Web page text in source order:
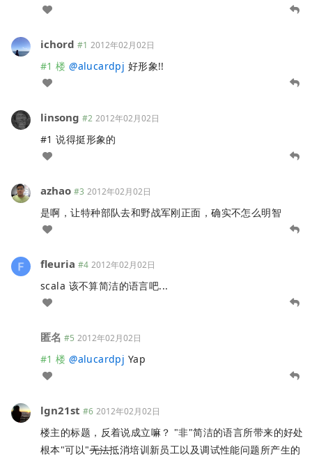
ichord #1 2012年02月02日
#1 楼 @alucardpj 好形象!!
linsong #2 2012年02月02日
#1 说得挺形象的
azhao #3 2012年02月02日
是啊，让特种部队去和野战军刚正面，确实不怎么明智
fleuria #4 2012年02月02日
scala 该不算简洁的语言吧...
匿名 #5 2012年02月02日
#1 楼 @alucardpj Yap
lgn21st #6 2012年02月02日
楼主的标题，反着说成立嘛？ "非"简洁的语言所带来的好处
根本"可以"无法抵消培训新员工以及调试性能问题所产生的